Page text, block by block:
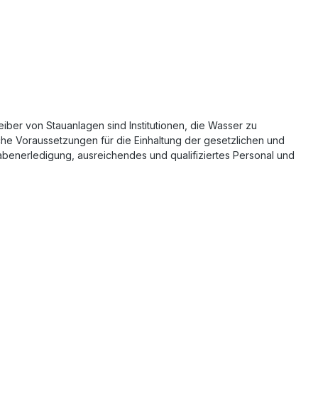
von Stauanlagen sind Institutionen, die Wasser zu
Voraussetzungen für die Einhaltung der gesetzlichen und
ausreichendes und qualifiziertes Personal und